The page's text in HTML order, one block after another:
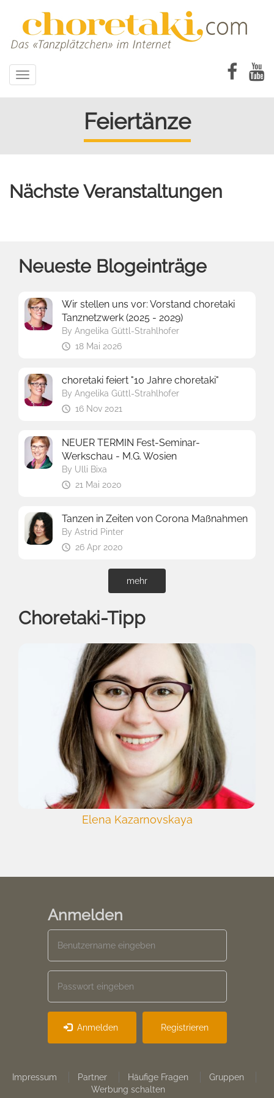
Toggle
navigation
Feiertänze
Nächste Veranstaltungen
Neueste Blogeinträge
Wir stellen uns vor: Vorstand choretaki
Tanznetzwerk (2025 - 2029)
ByAngelika Güttl-Strahlhofer
18 Mai 2026
choretaki feiert "10 Jahre choretaki"
ByAngelika Güttl-Strahlhofer
16 Nov 2021
NEUER TERMIN Fest-Seminar-
Werkschau - M.G. Wosien
By Ulli Bixa
21 Mai 2020
Tanzen in Zeiten von Corona Maßnahmen
ByAstrid Pinter
26 Apr 2020
mehr
Choretaki-Tipp
Elena Kazarnovskaya
Anmelden
Anmelden Registrieren
Footer
Impressum Partner Häufige Fragen
Gruppen
Werbung schalten